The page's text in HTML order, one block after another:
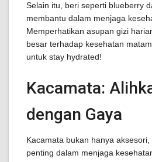
Selain itu, beri seperti blueberry
membantu dalam menjaga
Memperhatikan asupan gizi
besar terhadap kesehatan
untuk stay hydrated!
Kacamata:
dengan Gaya
Kacamata bukan hanya
penting dalam menjaga